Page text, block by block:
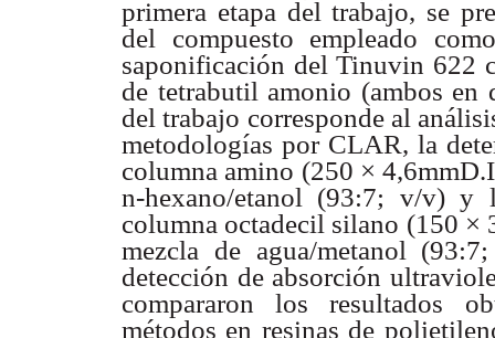
primera etapa del trabajo, se
del compuesto empleado
saponificación del Tinuvin 622
de tetrabutil amonio (ambos en
del trabajo corresponde al
metodologías por CLAR, la
columna amino (250 ×
n-hexano/etanol (93:7; v/v) y
columna octadecil silano (150 ×
mezcla de agua/metanol
detección de absorción
compararon los resultados
métodos en resinas de